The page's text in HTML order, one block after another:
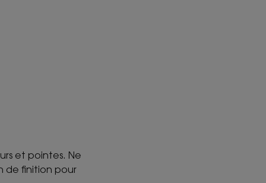
et pointes. Ne
de finition pour